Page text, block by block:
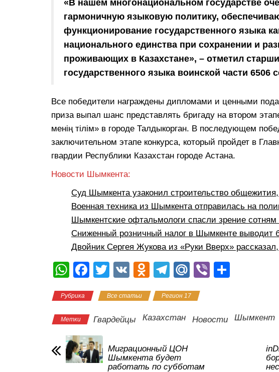
«В нашем многонациональном государстве
гармоничную языковую политику,
функцио­нирование государственного языка
национального единства при сохранении и
проживающих в Казахстане», – отметил
государственного языка воинской части 6506
Все победители награждены дипломами и ценными
приза выпал шанс представлять бригаду на втором
менің тілім» в городе Талдыкорган. В последующем
заключительном этапе конкурса, который пройдет в
гвардии Республики Казахстан городе Астана.
Новости Шымкента:
Суд Шымкента узаконил строительство
Военная техника из Шымкента отправилась на
Шымкентские офтальмологи спасли зрение
Сниженный розничный налог в Шымкенте выводит
Двойник Сергея Жукова из «Руки Вверх»
W
at
s
A
p
p
F
c
e
b
o
o
T
tt
er
V
O
n
o
a
ss
T
e
gr
m
M
.R
u
Vi
а
Рубрика Все статьи Регион 17
Метки Гвардейцы Казахстан Новости Шымкент
Миграционный ЦОН
Шымкента будет
работать по субботам